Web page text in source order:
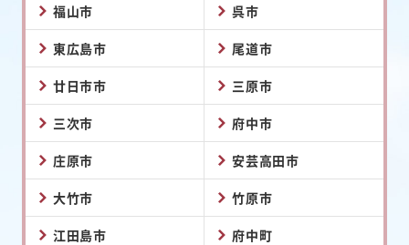
福山市 呉市
東広島市 尾道市
廿日市市 三原市
三次市 府中市
庄原市 安芸高田市
大竹市 竹原市
江田島市 府中町